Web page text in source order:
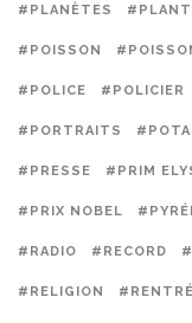
#PLANÈTES
#POISSON
#POLICE #POLICIER
#PORTRAITS
#PRESSE #PRIM
#PRIX NOBEL
#RADIO #RECORD
#RELIGION